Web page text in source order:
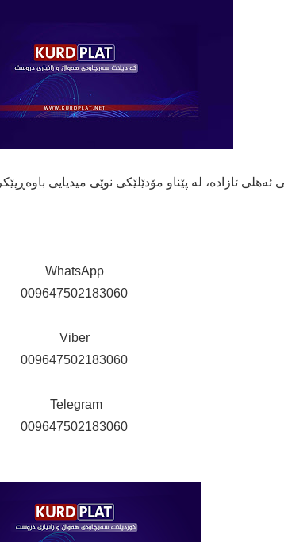
ئەهلی ئازادە، لە پێناو مۆدێلێكی نوێی میدیایی
WhatsApp
009647502183060
Viber
009647502183060
Telegram
009647502183060